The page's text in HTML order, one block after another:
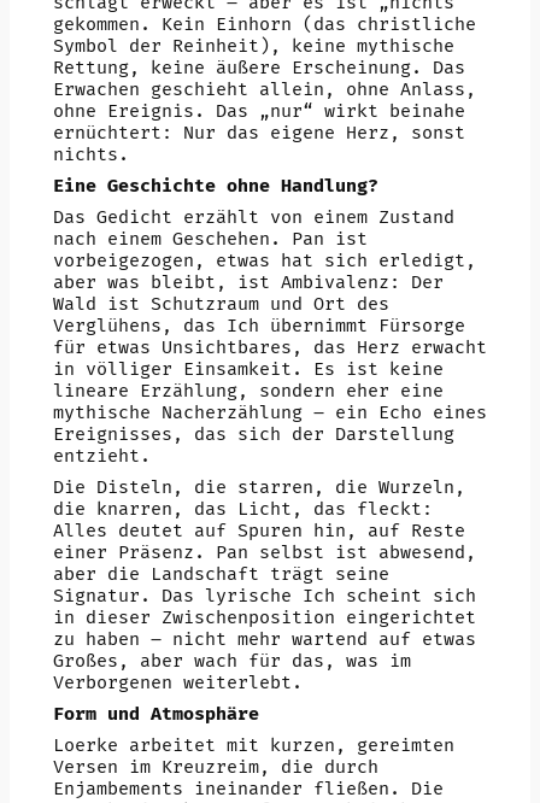
gekommen. Kein Einhorn (das christliche
Symbol der Reinheit), keine mythische
Rettung, keine äußere Erscheinung. Das
Erwachen geschieht allein, ohne Anlass,
ohne Ereignis. Das „nur“ wirkt beinahe
ernüchtert: Nur das eigene Herz, sonst
nichts.
Eine Geschichte ohne Handlung?
Das Gedicht erzählt von einem Zustand
nach einem Geschehen. Pan ist
vorbeigezogen, etwas hat sich erledigt,
aber was bleibt, ist Ambivalenz: Der
Wald ist Schutzraum und Ort des
Verglühens, das Ich übernimmt Fürsorge
für etwas Unsichtbares, das Herz erwacht
in völliger Einsamkeit. Es ist keine
lineare Erzählung, sondern eher eine
mythische Nacherzählung – ein Echo eines
Ereignisses, das sich der Darstellung
entzieht.
Die Disteln, die starren, die Wurzeln,
die knarren, das Licht, das fleckt:
Alles deutet auf Spuren hin, auf Reste
einer Präsenz. Pan selbst ist abwesend,
aber die Landschaft trägt seine
Signatur. Das lyrische Ich scheint sich
in dieser Zwischenposition eingerichtet
zu haben – nicht mehr wartend auf etwas
Großes, aber wach für das, was im
Verborgenen weiterlebt.
Form und Atmosphäre
Loerke arbeitet mit kurzen, gereimten
Versen im Kreuzreim, die durch
Enjambements ineinander fließen. Die